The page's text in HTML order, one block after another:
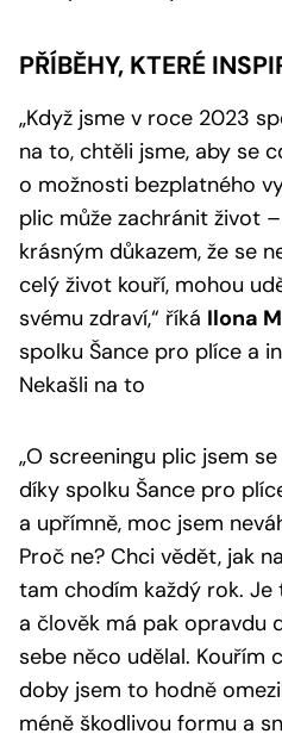
PŘÍBĚHY, KTERÉ
„Když jsme v roce 2023
na to, chtěli jsme, aby se
o možnosti bezplatného
plic může zachránit život
krásným důkazem, že se
celý život kouří, mohou
svému zdraví,“ říká Ilona
spolku Šance pro plíce a
Nekašli na to
„O screeningu plic jsem
díky spolku Šance pro
a upřímně, moc jsem
Proč ne? Chci vědět, jak
tam chodím každý rok. Je
a člověk má pak opravdu
sebe něco udělal. Kouřím
doby jsem to hodně
méně škodlivou formu a